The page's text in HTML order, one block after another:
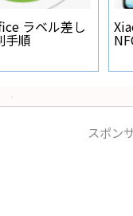
ラベル差し
手順
スポン